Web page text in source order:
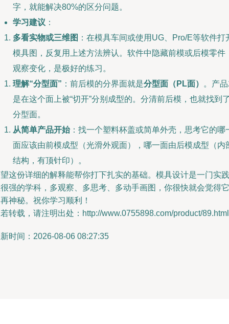
字，就能解决80%的区分问题。
学习建议 ：
多看实物或三维图 ：在模具车间或使用UG、Pro/E等软件打
模具图，反复用上述方法辨认。软件中隐藏前模或后模零件
观察变化，是极好的练习。
理解“分型面” ：前后模的分界面就是分型面（PL面）
。产
是在这个面上被“切开”分别成型的。分清前后模，也就找到
分型面。
从简单产品开始：找一个塑料杯盖或简单外壳，思考它的哪
面应该由前模成型（光滑外观面），哪一面由后模成型（内
结构，有顶针印）。
这份详细的解释能帮你打下扎实的基础。模具设计是一门实践
强的学科，多观察、多思考、多动手画图，你很快就会觉得它
神秘。祝你学习顺利！
转载，请注明出处：http://www.0755898.com/product/89.html
时间：2026-08-06 08:27:35